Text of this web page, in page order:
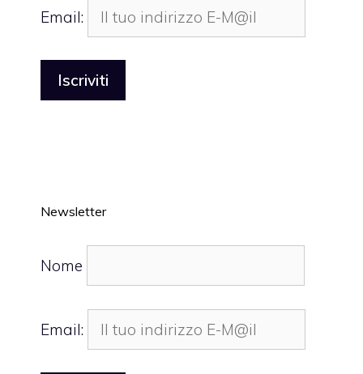
Email:
Newsletter
Nome
Email: